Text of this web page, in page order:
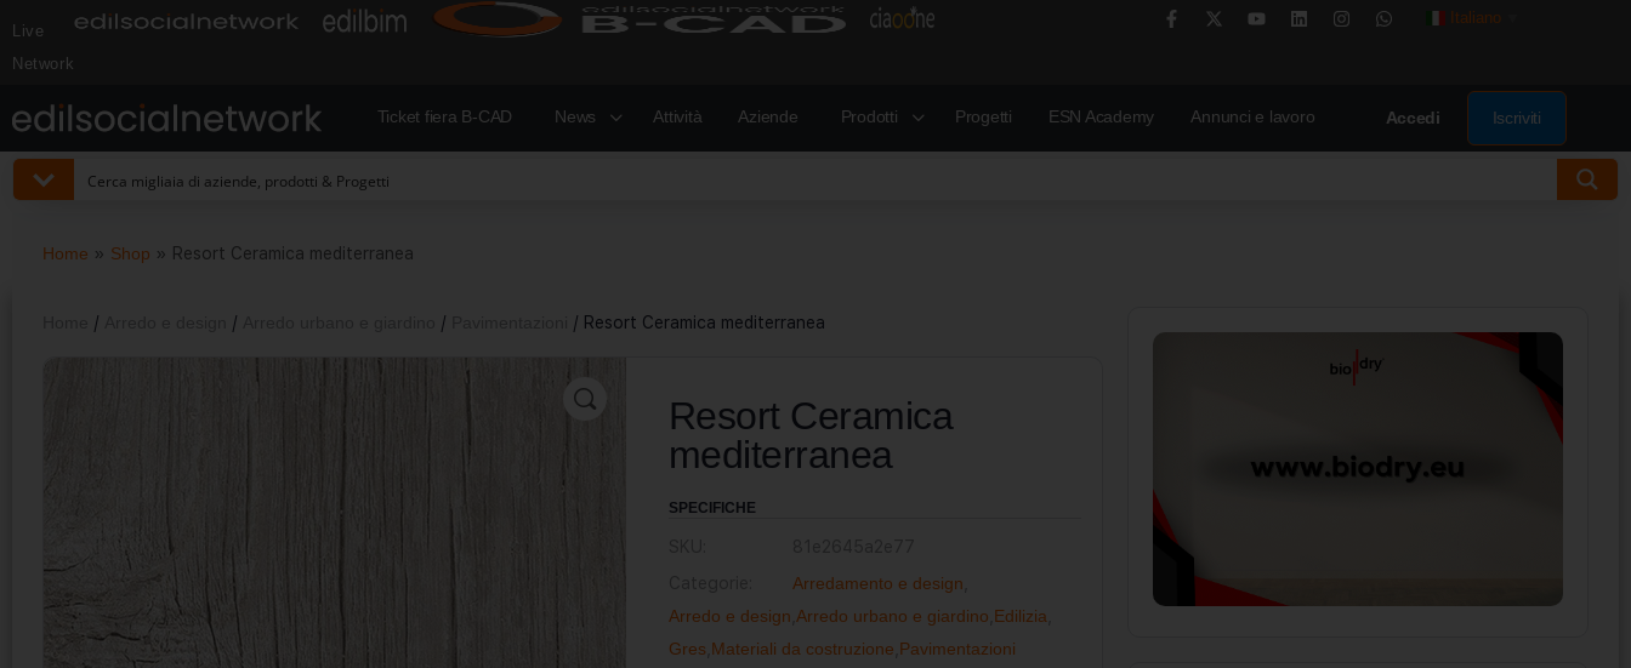
Live
Network
Italiano
Ticket fiera B-CAD News Attività Aziende Prodotti Progetti ESN Academy Annunci e lavoro Accedi Iscriviti
Home » Shop » Resort Ceramica mediterranea
/ / / / Resort Ceramica mediterranea
Resort Ceramica
mediterranea
SPECIFICHE
Arredamento e design
Arredo e design Arredo urbano e giardino Edilizia
Gres Materiali da costruzione Pavimentazioni